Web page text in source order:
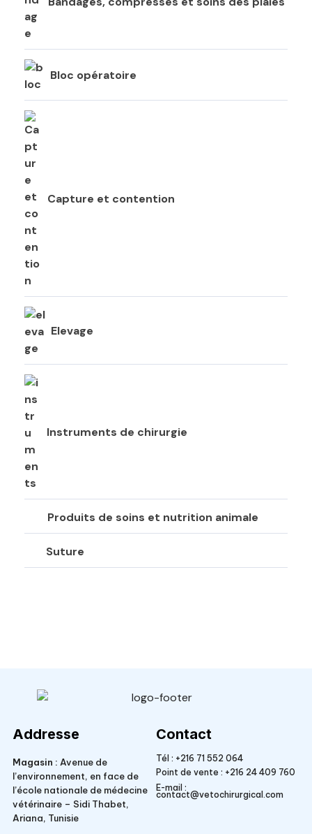
Bloc opératoire
Capture et contention
Elevage
Instruments de chirurgie
Produits de soins et nutrition animale
Suture
Addresse
Magasin : Avenue de
l’environnement, en face de
l’école nationale de médecine
vétérinaire – Sidi Thabet,
Ariana, Tunisie
Contact
Tél : +216 71 552 064
Point de vente : +216 24 409 760
E-mail :
contact@vetochirurgical.com